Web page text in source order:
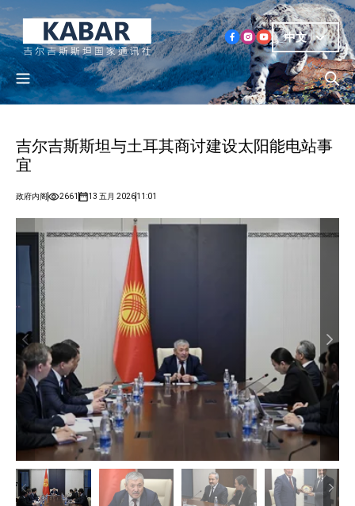
中文
吉尔吉斯斯坦与土耳其商讨建设太阳能电站事
宜
政府内阁 2661 13 五月 202611:01